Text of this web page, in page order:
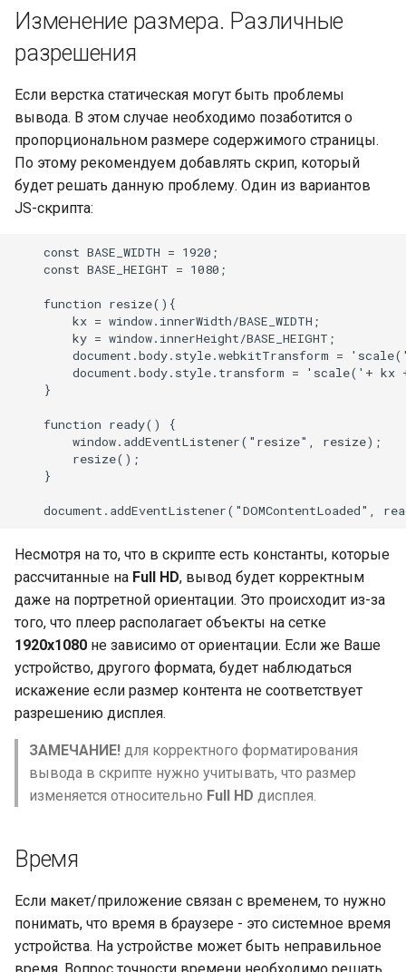
Изменение размера. Различные
разрешения
Если верстка статическая могут быть проблемы
вывода. В этом случае необходимо позаботится о
пропорциональном размере содержимого страницы.
По этому рекомендуем добавлять скрип, который
будет решать данную проблему. Один из вариантов
JS-скрипта:
    const BASE_WIDTH = 1920;
    const BASE_HEIGHT = 1080;
    function resize(){
        kx = window.innerWidth/BASE_WIDTH;
        ky = window.innerHeight/BASE_HEIGHT;
document.body.style.webkitTransform =
document.body.style.transform = 'scale('+ kx
    }
    function ready() {
        window.addEventListener("resize", resize);
        resize();
    }
Несмотря на то, что в скрипте есть константы, которые
рассчитанные на Full HD, вывод будет корректным
даже на портретной ориентации. Это происходит из-за
того, что плеер располагает объекты на сетке
1920x1080 не зависимо от ориентации. Если же Ваше
устройство, другого формата, будет наблюдаться
искажение если размер контента не соответствует
разрешению дисплея.
ЗАМЕЧАНИЕ! для корректного форматирования
вывода в скрипте нужно учитывать, что размер
изменяется относительно Full HD дисплея.
Время
Если макет/приложение связан с временем, то нужно
понимать, что время в браузере - это системное время
устройства. На устройстве может быть неправильное